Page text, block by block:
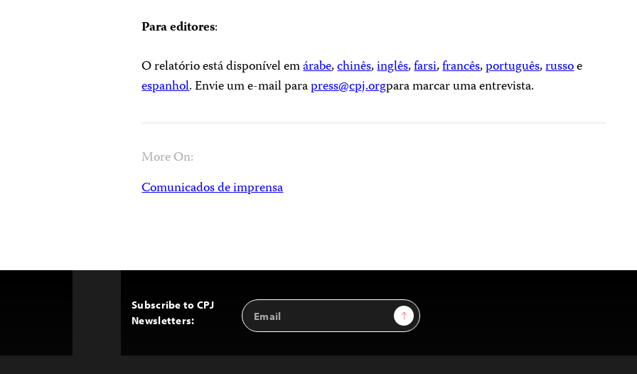
Para editores:
O relatório está disponível emárabe,chinês,inglês,farsi,francês,português,russoe
espanhol. Envie um e-mail parapress@cpj.orgpara marcar uma entrevista.
More On:
Comunicados de imprensa
Subscribe to CPJ
Newsletters:
Email
Address
Sign Up